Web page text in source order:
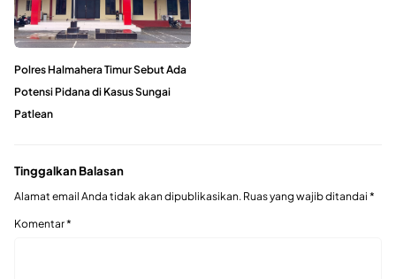
Polres Halmahera Timur Sebut Ada
Potensi Pidana di Kasus Sungai
Patlean
Tinggalkan Balasan
Alamat email Anda tidak akan dipublikasikan. Ruas yang wajib ditandai *
Komentar*